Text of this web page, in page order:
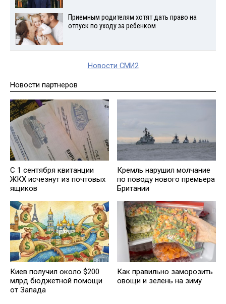
Приемным родителям хотят дать право на
отпуск по уходу за ребенком
Новости СМИ2
Новости партнеров
С 1 сентября квитанции
ЖКХ исчезнут из почтовых
ящиков
Кремль нарушил молчание
по поводу нового премьера
Британии
Киев получил около $200
млрд бюджетной помощи
от Запада
Как правильно заморозить
овощи и зелень на зиму